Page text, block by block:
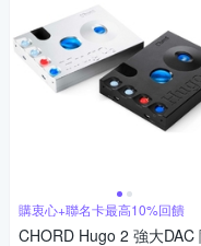
購衷心+聯名卡最高10%回饋
CHORD Hugo 2 強大DAC